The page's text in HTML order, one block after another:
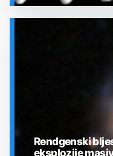
Rendgenski
eksplozije